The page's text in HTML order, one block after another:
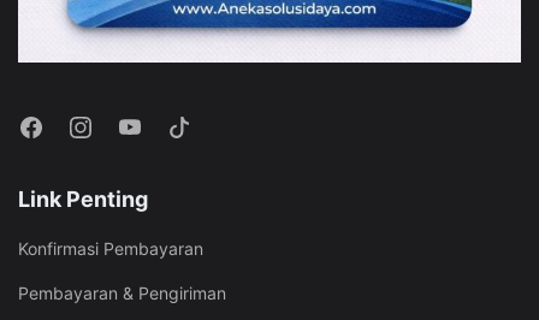
Link Penting
Konfirmasi Pembayaran
Pembayaran & Pengiriman